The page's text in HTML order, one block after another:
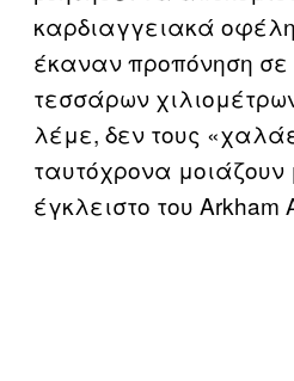
καρδιαγγειακά
έκαναν προπόνηση σε
τεσσάρων
λέμε, δεν τους
ταυτόχρονα μοιάζουν
έγκλειστο του Arkham